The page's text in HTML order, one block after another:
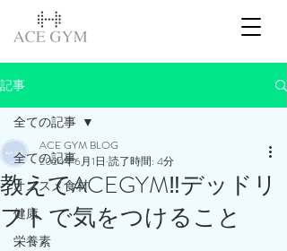
記事
全ての記事
オススメ食材
健康
栄養素
全ての記事
教えてACEGYM‼️デッドリ
フトで気をつけること
ACE GYM BLOG
2024年6月1日 読了時間: 4分